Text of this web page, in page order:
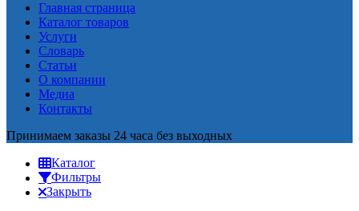
Главная страница
Каталог товаров
Услуги
Словарь
Статьи
О компании
Медиа
Контакты
Принимаем заказы 24 часа без выходных
Каталог
Фильтры
Закрыть